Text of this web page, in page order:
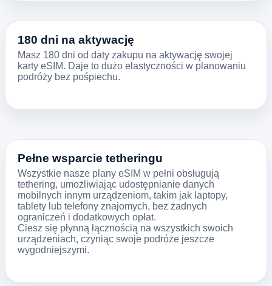
180 dni na aktywację
Masz 180 dni od daty zakupu na aktywację swojej
karty eSIM. Daje to dużo elastyczności w planowaniu
podróży bez pośpiechu.
Pełne wsparcie tetheringu
Wszystkie nasze plany eSIM w pełni obsługują
tethering, umożliwiając udostępnianie danych
mobilnych innym urządzeniom, takim jak laptopy,
tablety lub telefony znajomych, bez żadnych
ograniczeń i dodatkowych opłat.
Ciesz się płynną łącznością na wszystkich swoich
urządzeniach, czyniąc swoje podróże jeszcze
wygodniejszymi.